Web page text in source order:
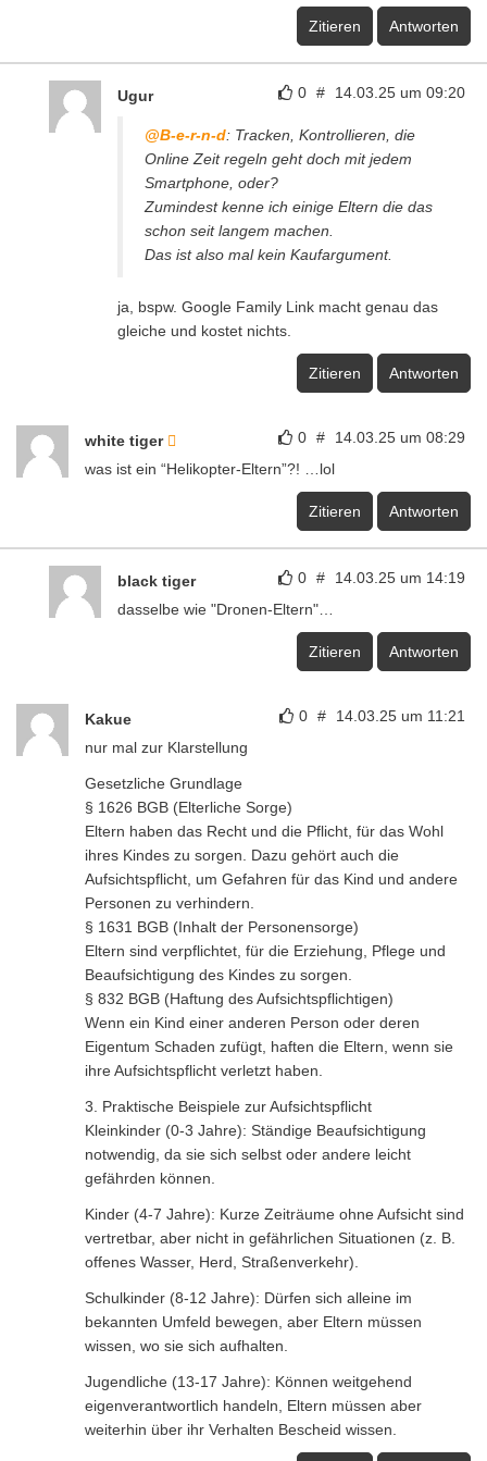
Zitieren Antworten
0 # 14.03.25 um 09:20
Ugur
@B-e-r-n-d: Tracken, Kontrollieren, die
Online Zeit regeln geht doch mit jedem
Smartphone, oder?
Zumindest kenne ich einige Eltern die das
schon seit langem machen.
Das ist also mal kein Kaufargument.
ja, bspw. Google Family Link macht genau das
gleiche und kostet nichts.
Zitieren Antworten
0 # 14.03.25 um 08:29
white tiger
was ist ein “Helikopter-Eltern”?! …lol
Zitieren Antworten
0 # 14.03.25 um 14:19
black tiger
dasselbe wie "Dronen-Eltern"…
Zitieren Antworten
0 # 14.03.25 um 11:21
Kakue
nur mal zur Klarstellung
Gesetzliche Grundlage
§ 1626 BGB (Elterliche Sorge)
Eltern haben das Recht und die Pflicht, für das Wohl
ihres Kindes zu sorgen. Dazu gehört auch die
Aufsichtspflicht, um Gefahren für das Kind und andere
Personen zu verhindern.
§ 1631 BGB (Inhalt der Personensorge)
Eltern sind verpflichtet, für die Erziehung, Pflege und
Beaufsichtigung des Kindes zu sorgen.
§ 832 BGB (Haftung des Aufsichtspflichtigen)
Wenn ein Kind einer anderen Person oder deren
Eigentum Schaden zufügt, haften die Eltern, wenn sie
ihre Aufsichtspflicht verletzt haben.
3. Praktische Beispiele zur Aufsichtspflicht
Kleinkinder (0-3 Jahre): Ständige Beaufsichtigung
notwendig, da sie sich selbst oder andere leicht
gefährden können.
Kinder (4-7 Jahre): Kurze Zeiträume ohne Aufsicht sind
vertretbar, aber nicht in gefährlichen Situationen (z. B.
offenes Wasser, Herd, Straßenverkehr).
Schulkinder (8-12 Jahre): Dürfen sich alleine im
bekannten Umfeld bewegen, aber Eltern müssen
wissen, wo sie sich aufhalten.
Jugendliche (13-17 Jahre): Können weitgehend
eigenverantwortlich handeln, Eltern müssen aber
weiterhin über ihr Verhalten Bescheid wissen.